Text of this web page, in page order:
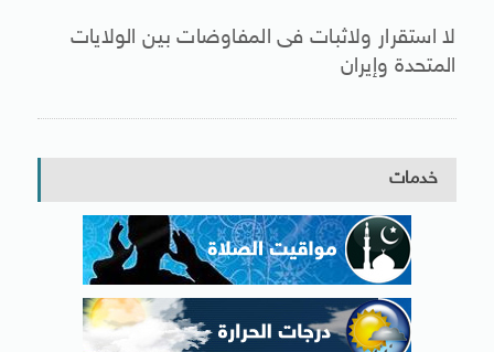
لا استقرار ولاثبات فى المفاوضات بين الولايات
المتحدة وإيران
خدمات